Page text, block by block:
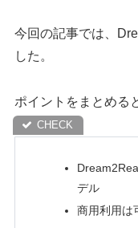
今回の記事では、
した。
ポイントをまとめる
デル
商用利用は